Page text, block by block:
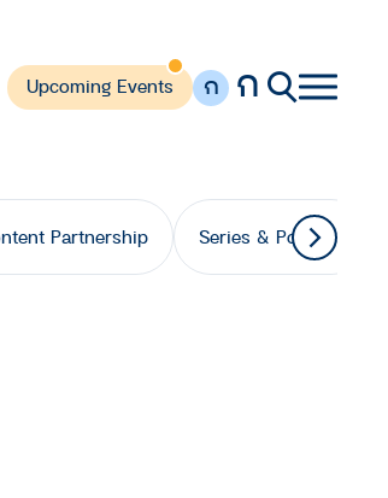
Upcoming Events ก ก
Partnership Series & Podcast